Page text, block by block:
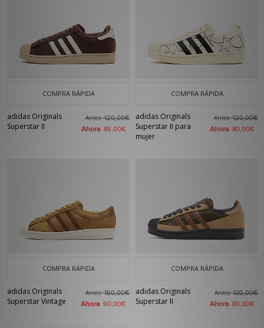
COMPRA RÁPIDA
adidas Originals
Superstar II
Antes120,00€
Ahora 85,00€
COMPRA RÁPIDA
adidas Originals
Superstar II para
mujer
Antes120,00€
Ahora 80,00€
COMPRA RÁPIDA
adidas Originals
Superstar Vintage
Antes150,00€
Ahora 90,00€
COMPRA RÁPIDA
adidas Originals
Superstar II
Antes130,00€
Ahora 80,00€